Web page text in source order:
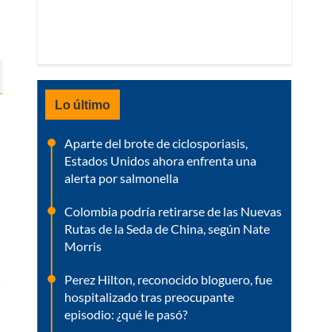
Lo último
Aparte del brote de ciclosporiasis,
Estados Unidos ahora enfrenta una
alerta por salmonella
Colombia podría retirarse de las Nuevas
Rutas de la Seda de China, según Nate
Morris
Perez Hilton, reconocido bloguero, fue
hospitalizado tras preocupante
episodio: ¿qué le pasó?